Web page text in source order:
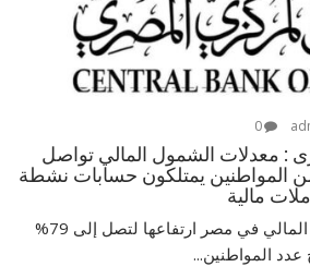
0
: معدلات الشمول المالي تواصل
لتصل 79% من المواطنين يمتلكون حسابات نشطة
مالية
واصلت معدلات الشمول المالي في مصر ارتفاعها لتصل إلى 79%